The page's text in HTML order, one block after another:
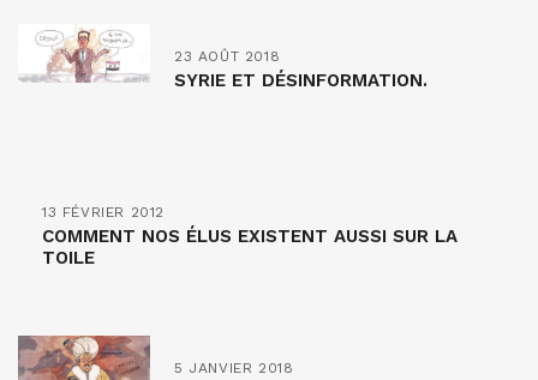
23 AOÛT 2018
SYRIE ET DÉSINFORMATION.
13 FÉVRIER 2012
COMMENT NOS ÉLUS EXISTENT AUSSI SUR LA
TOILE
5 JANVIER 2018